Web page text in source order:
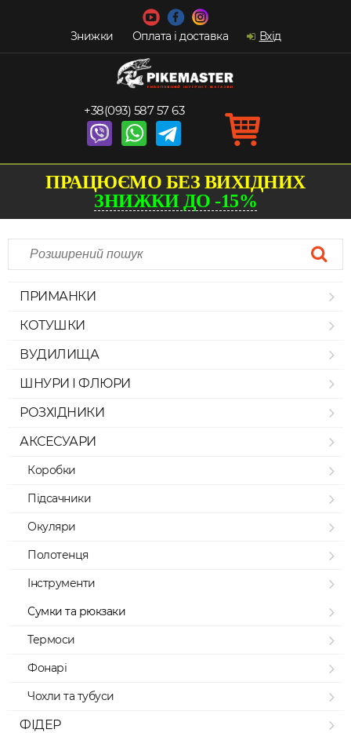
Знижки Оплата і доставка Вхід
+38(093) 587 57 63
ПРАЦЮЄМО БЕЗ ВИХІДНИХ
ЗНИЖКИ ДО -15%
ПРИМАНКИ
КОТУШКИ
ВУДИЛИЩА
ШНУРИ І ФЛЮРИ
РОЗХІДНИКИ
АКСЕСУАРИ
Коробки
Підсачники
Окуляри
Полотенця
Інструменти
Сумки та рюкзаки
Термоси
Фонарі
Чохли та тубуси
ФІДЕР